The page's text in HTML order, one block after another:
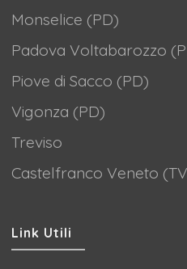
Monselice (PD)
Padova Voltabarozzo
Piove di Sacco (PD)
Vigonza (PD)
Treviso
Castelfranco Veneto
Link Utili